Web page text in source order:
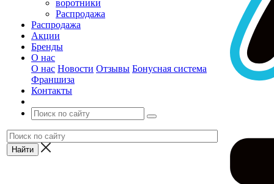
воротники
Распродажа
Распродажа
Акции
Бренды
О нас
О нас Новости Отзывы Бонусная система
Франшиза
Контакты